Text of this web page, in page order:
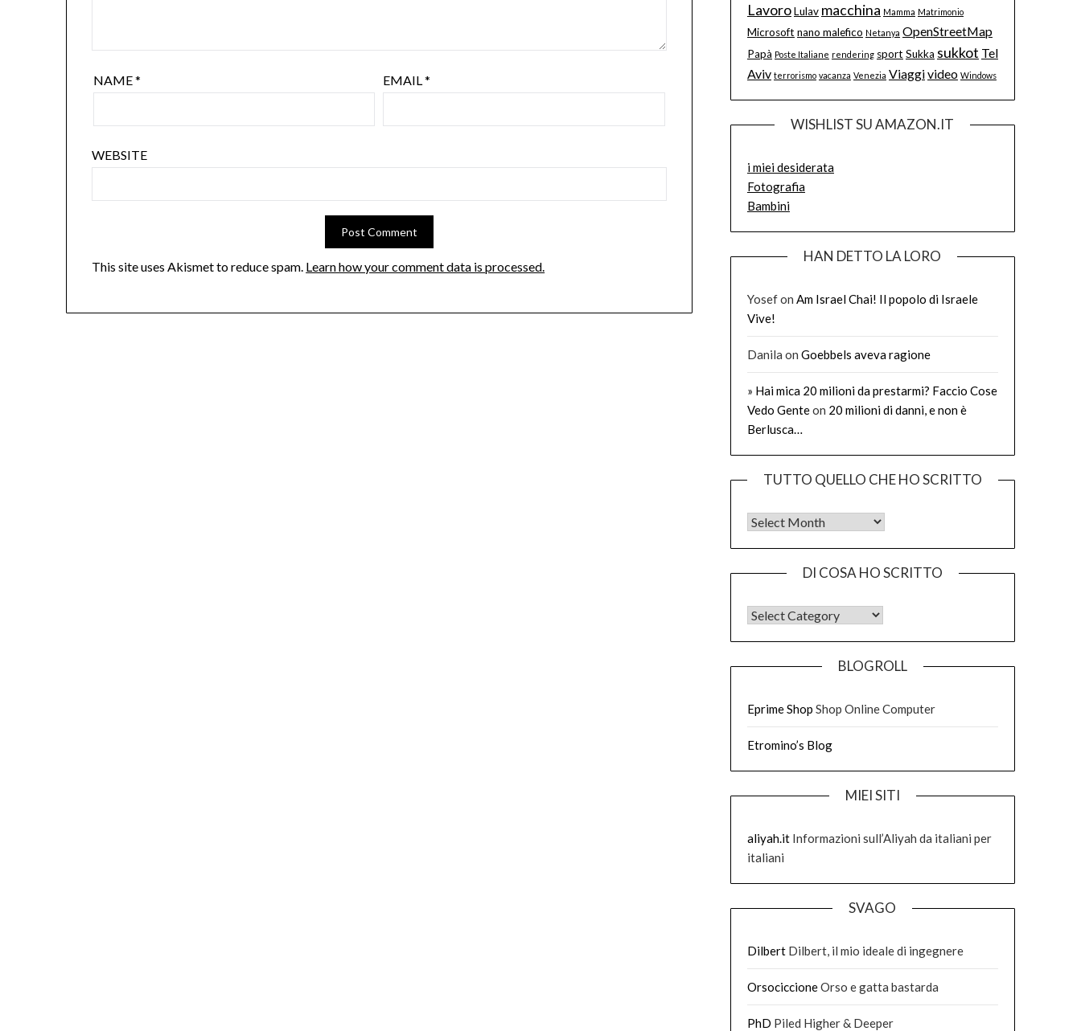
NAME* EMAIL*
WEBSITE
This site uses Akismet to reduce spam. Learn how your comment data is processed.
LavoroLulav macchina Mamma Matrimonio
Microsoft nano malefico Netanya OpenStreetMap
Papà Poste Italiane rendering sport Sukka sukkot Tel
Aviv terrorismo vacanza Venezia Viaggivideo Windows
WISHLIST SU AMAZON.IT
i miei desiderata
Fotografia
Bambini
HAN DETTO LA LORO
Yosefon Am Israel Chai! Il popolo di Israele
Vive!
Danila on Goebbels aveva ragione
» Hai mica 20 milioni da prestarmi? Faccio Cose
Vedo Genteon 20 milioni di danni, e non è
Berlusca…
TUTTO QUELLO CHE HO SCRITTO
Tutto quello che ho scritto
DI COSA HO SCRITTO
DI COSA HO SCRITTO
BLOGROLL
Eprime Shop Shop Online Computer
Etromino’s Blog
MIEI SITI
aliyah.itInformazioni sull’Aliyah da italiani per
italiani
SVAGO
DilbertDilbert, il mio ideale di ingegnere
OrsociccioneOrso e gatta bastarda
PhD Piled Higher & Deeper